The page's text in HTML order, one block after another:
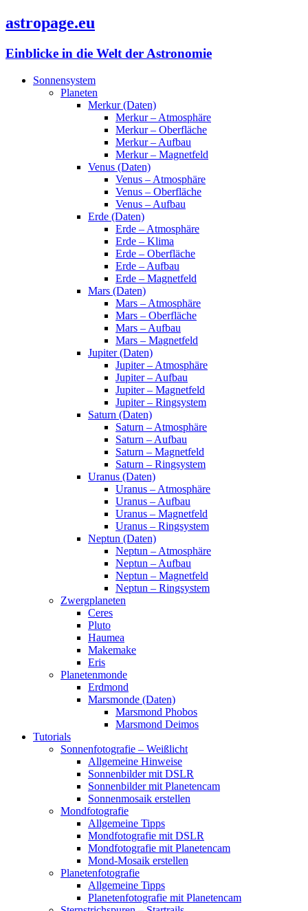
astropage.eu
Einblicke in die Welt der Astronomie
Sonnensystem
Planeten
Merkur (Daten)
Merkur – Atmosphäre
Merkur – Oberfläche
Merkur – Aufbau
Merkur – Magnetfeld
Venus (Daten)
Venus – Atmosphäre
Venus – Oberfläche
Venus – Aufbau
Erde (Daten)
Erde – Atmosphäre
Erde – Klima
Erde – Oberfläche
Erde – Aufbau
Erde – Magnetfeld
Mars (Daten)
Mars – Atmosphäre
Mars – Oberfläche
Mars – Aufbau
Mars – Magnetfeld
Jupiter (Daten)
Jupiter – Atmosphäre
Jupiter – Aufbau
Jupiter – Magnetfeld
Jupiter – Ringsystem
Saturn (Daten)
Saturn – Atmosphäre
Saturn – Aufbau
Saturn – Magnetfeld
Saturn – Ringsystem
Uranus (Daten)
Uranus – Atmosphäre
Uranus – Aufbau
Uranus – Magnetfeld
Uranus – Ringsystem
Neptun (Daten)
Neptun – Atmosphäre
Neptun – Aufbau
Neptun – Magnetfeld
Neptun – Ringsystem
Zwergplaneten
Ceres
Pluto
Haumea
Makemake
Eris
Planetenmonde
Erdmond
Marsmonde (Daten)
Marsmond Phobos
Marsmond Deimos
Tutorials
Sonnenfotografie – Weißlicht
Allgemeine Hinweise
Sonnenbilder mit DSLR
Sonnenbilder mit Planetencam
Sonnenmosaik erstellen
Mondfotografie
Allgemeine Tipps
Mondfotografie mit DSLR
Mondfotografie mit Planetencam
Mond-Mosaik erstellen
Planetenfotografie
Allgemeine Tipps
Planetenfotografie mit Planetencam